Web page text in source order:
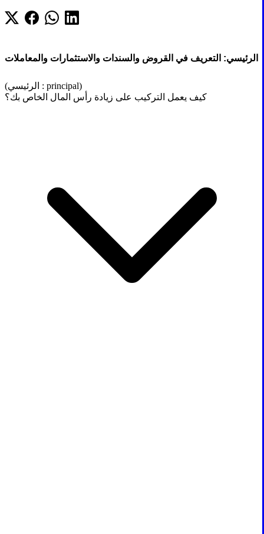
الرئيسي: التعريف في القروض والسندات والاستثمارات والمعاملات
(الرئيسي : principal)
كيف يعمل التركيب على زيادة رأس المال الخاص بك؟